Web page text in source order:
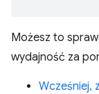
Możesz to
wydajność za
Wcześniej,